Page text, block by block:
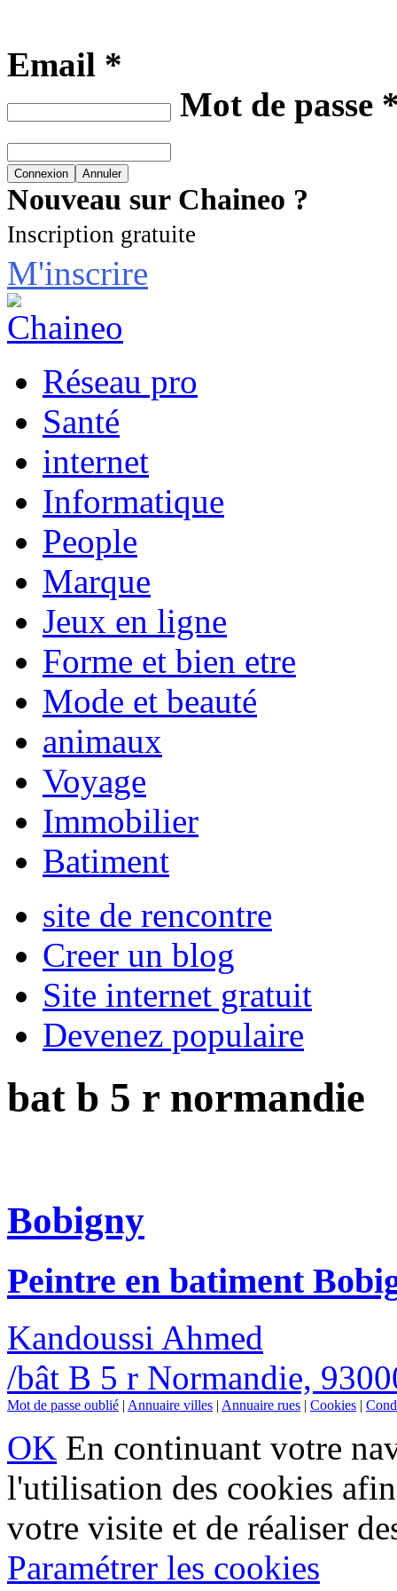
Email *
Mot de passe
Nouveau sur Chaineo ?
Inscription gratuite
M'inscrire
Réseau pro
Santé
internet
Informatique
People
Marque
Jeux en ligne
Forme et bien etre
Mode et beauté
animaux
Voyage
Immobilier
Batiment
site de rencontre
Creer un blog
Site internet gratuit
Devenez populaire
bat b 5 r normandie
Bobigny
Peintre en batiment
Kandoussi Ahmed
/bât B 5 r Normandie,
Mot de passe oublié | Annuaire villes | Annuaire rues | Cookies |
OK En continuant votre
l'utilisation des cookies
votre visite et de réaliser
Paramétrer les cookies